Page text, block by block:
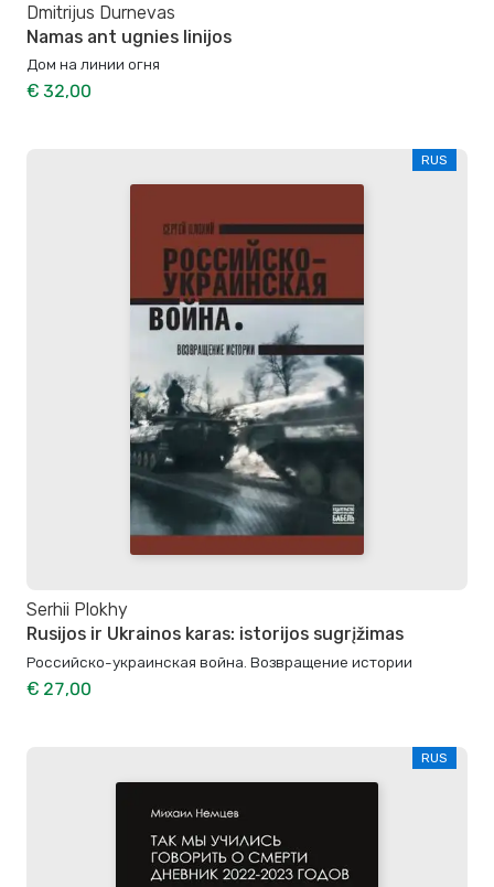
Dmitrijus Durnevas
Namas ant ugnies linijos
Дом на линии огня
€ 32,00
RUS
Serhii Plokhy
Rusijos ir Ukrainos karas: istorijos sugrįžimas
Российско-украинская война. Возвращение истории
€ 27,00
RUS